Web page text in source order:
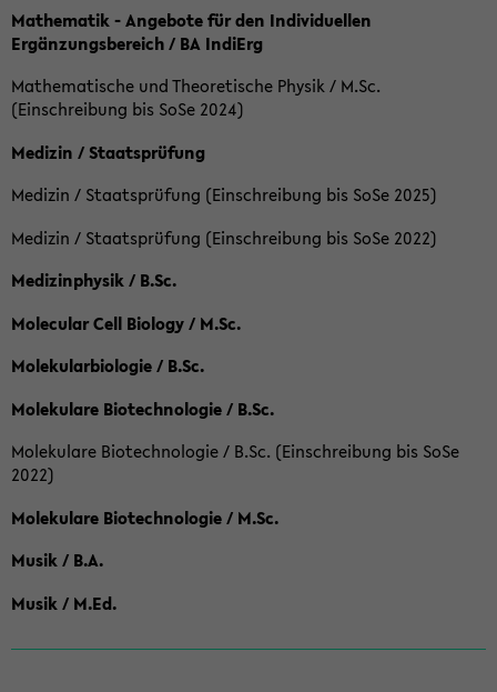
Mathematik - Angebote für den Individuellen
Ergänzungsbereich / BA IndiErg
Mathematische und Theoretische Physik / M.Sc.
(Einschreibung bis SoSe 2024)
Medizin / Staatsprüfung
Medizin / Staatsprüfung (Einschreibung bis SoSe 2025)
Medizin / Staatsprüfung (Einschreibung bis SoSe 2022)
Medizinphysik / B.Sc.
Molecular Cell Biology / M.Sc.
Molekularbiologie / B.Sc.
Molekulare Biotechnologie / B.Sc.
Molekulare Biotechnologie / B.Sc. (Einschreibung bis SoSe
2022)
Molekulare Biotechnologie / M.Sc.
Musik / B.A.
Musik / M.Ed.